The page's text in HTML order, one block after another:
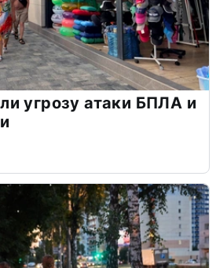
угрозу атаки БПЛА и